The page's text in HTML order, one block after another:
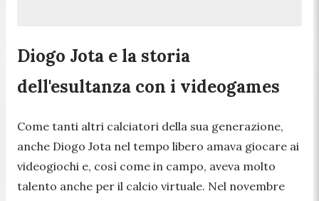
Diogo Jota e la storia
dell'esultanza con i videogames
Come tanti altri calciatori della sua generazione,
anche Diogo Jota nel tempo libero amava giocare ai
videogiochi e, così come in campo, aveva molto
talento anche per il calcio virtuale. Nel novembre